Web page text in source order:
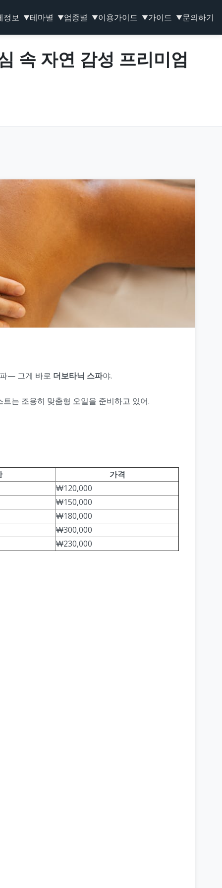
정보 ▼테마별 ▼업종별 ▼이용가이드 ▼가이드 ▼문의하기
속 자연 감성 프리미엄
— 그게 바로 더보타닉 스파야.
는 조용히 맞춤형 오일을 준비하고 있어.
가격
₩120,000
₩150,000
₩180,000
₩300,000
₩230,000